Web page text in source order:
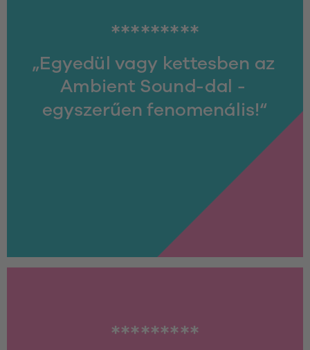
*********
„Egyedül vagy kettesben az
Ambient Sound-dal -
egyszerűen fenomenális!“
*********